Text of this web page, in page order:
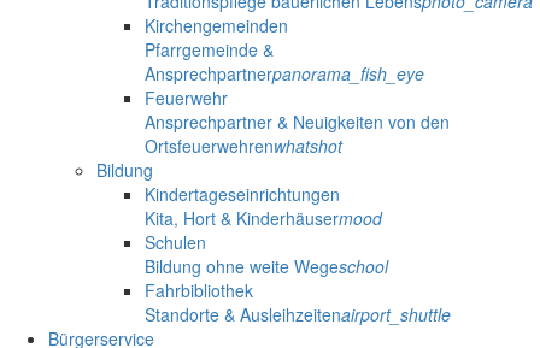
Kirchengemeinden
Pfarrgemeinde &
Ansprechpartnerpanorama_fish_eye
Feuerwehr
Ansprechpartner & Neuigkeiten von den
Ortsfeuerwehrenwhatshot
Bildung
Kindertageseinrichtungen
Kita, Hort & Kinderhäusermood
Schulen
Bildung ohne weite Wegeschool
Fahrbibliothek
Standorte & Ausleihzeitenairport_shuttle
Bürgerservice